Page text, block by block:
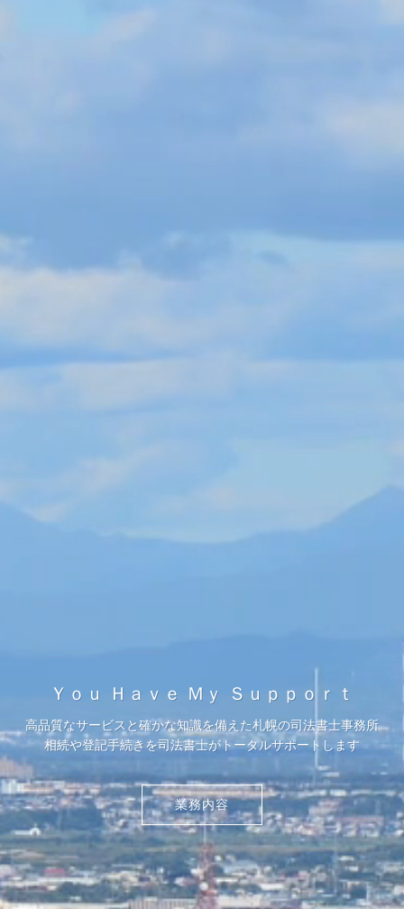
Ｙｏｕ Ｈａｖｅ Ｍｙ Ｓｕｐｐｏｒｔ
高品質なサービスと確かな知識を備えた札幌の司法書士事務所
相続や登記手続きを司法書士がトータルサポートします
業務内容